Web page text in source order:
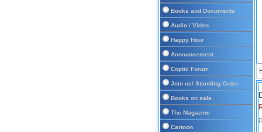
Books and Documents
Audio / Video
Happy Hour
Announcement
Coptic Forum
Join us/ Standing Order
Books on sale
The Magazine
Cartoon